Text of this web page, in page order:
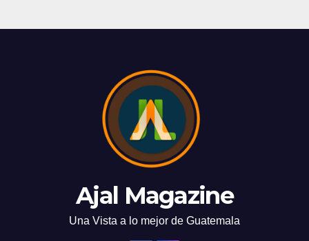
Ajal Magazine
Una Vista a lo mejor de Guatemala